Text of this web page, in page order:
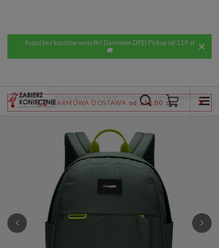
Kupuj bez kosztów wysyłki! Darmowe DPD Pickup od 119 zł
🚚
DARMOWA DOSTAWA od 119,00 zł
Wstecz Strona główna Marki Pacsafe Antykradzieżowy